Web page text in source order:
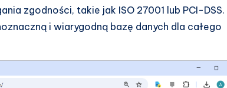
zgodności, takie jak ISO 27001 lub PCI-DSS.
i wiarygodną bazę danych dla całego